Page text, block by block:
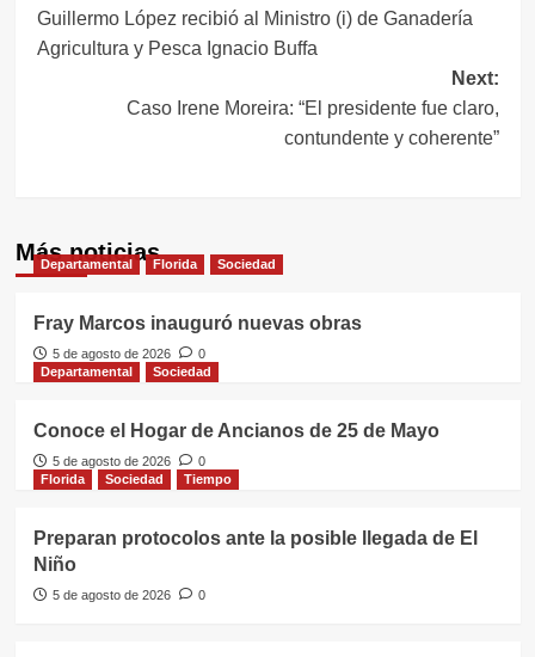
de
entradas
Guillermo López recibió al Ministro (i) de Ganadería
Agricultura y Pesca Ignacio Buffa
Next:
Caso Irene Moreira: “El presidente fue claro,
contundente y coherente”
Más noticias
Departamental Florida Sociedad
Fray Marcos inauguró nuevas obras
5 de agosto de 2026
0
Departamental
Sociedad
Conoce el Hogar de Ancianos de 25 de Mayo
5 de agosto de 2026
0
Florida
Sociedad Tiempo
Preparan protocolos ante la posible llegada de El
Niño
5 de agosto de 2026 0